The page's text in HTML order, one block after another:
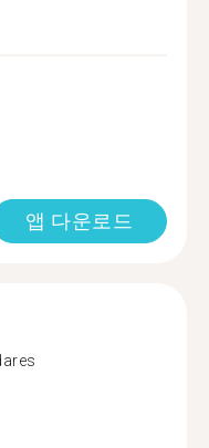
앱 다운로드